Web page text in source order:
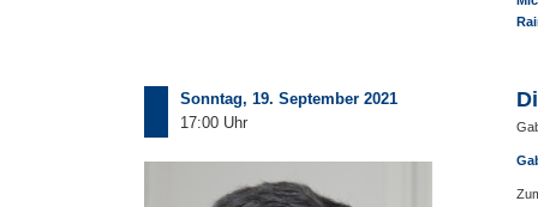
Sonntag, 19. September 2021
17:00 Uhr